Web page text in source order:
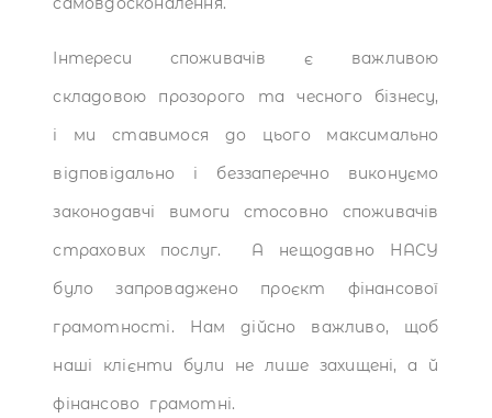
Інтереси споживачів є важливою
складовою прозорого та чесного бізнесу,
і ми ставимося до цього максимально
відповідально і беззаперечно виконуємо
законодавчі вимоги стосовно споживачів
страхових послуг. А нещодавно НАСУ
було запроваджено проєкт фінансової
грамотності. Нам дійсно важливо, щоб
наші клієнти були не лише захищені, а й
фінансово грамотні.